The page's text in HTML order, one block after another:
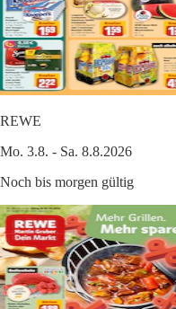
REWE
Mo. 3.8. - Sa. 8.8.2026
Noch bis morgen gültig